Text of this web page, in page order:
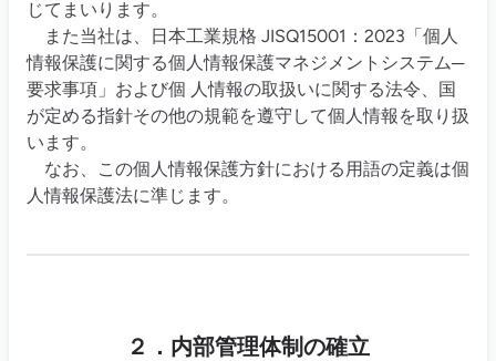
じてまいります。
また当社は、日本工業規格 JISQ15001：2023「個人
情報保護に関する個人情報保護マネジメントシステム─
要求事項」および個 人情報の取扱いに関する法令、国
が定める指針その他の規範を遵守して個人情報を取り扱
います。
なお、この個人情報保護方針における用語の定義は個
人情報保護法に準じます。
２．内部管理体制の確立